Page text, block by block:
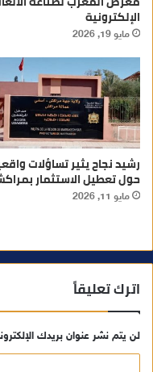
الإلكترونية
مايو 19, 2026
رشيد نجاح يثير تساؤلات
حول تعطيل الاستثمار
مايو 11, 2026
اترك تعليقاً
لن يتم نشر عنوان بريدك